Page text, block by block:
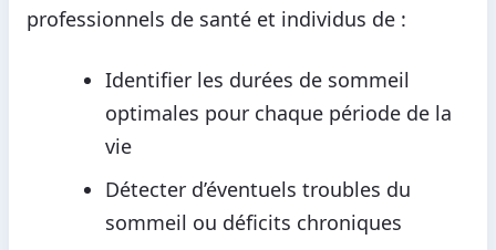
professionnels de santé et individus de :
Identifier les durées de sommeil
optimales pour chaque période de la
vie
Détecter d’éventuels troubles du
sommeil ou déficits chroniques